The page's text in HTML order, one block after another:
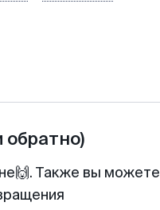
обратно)
Также вы можете